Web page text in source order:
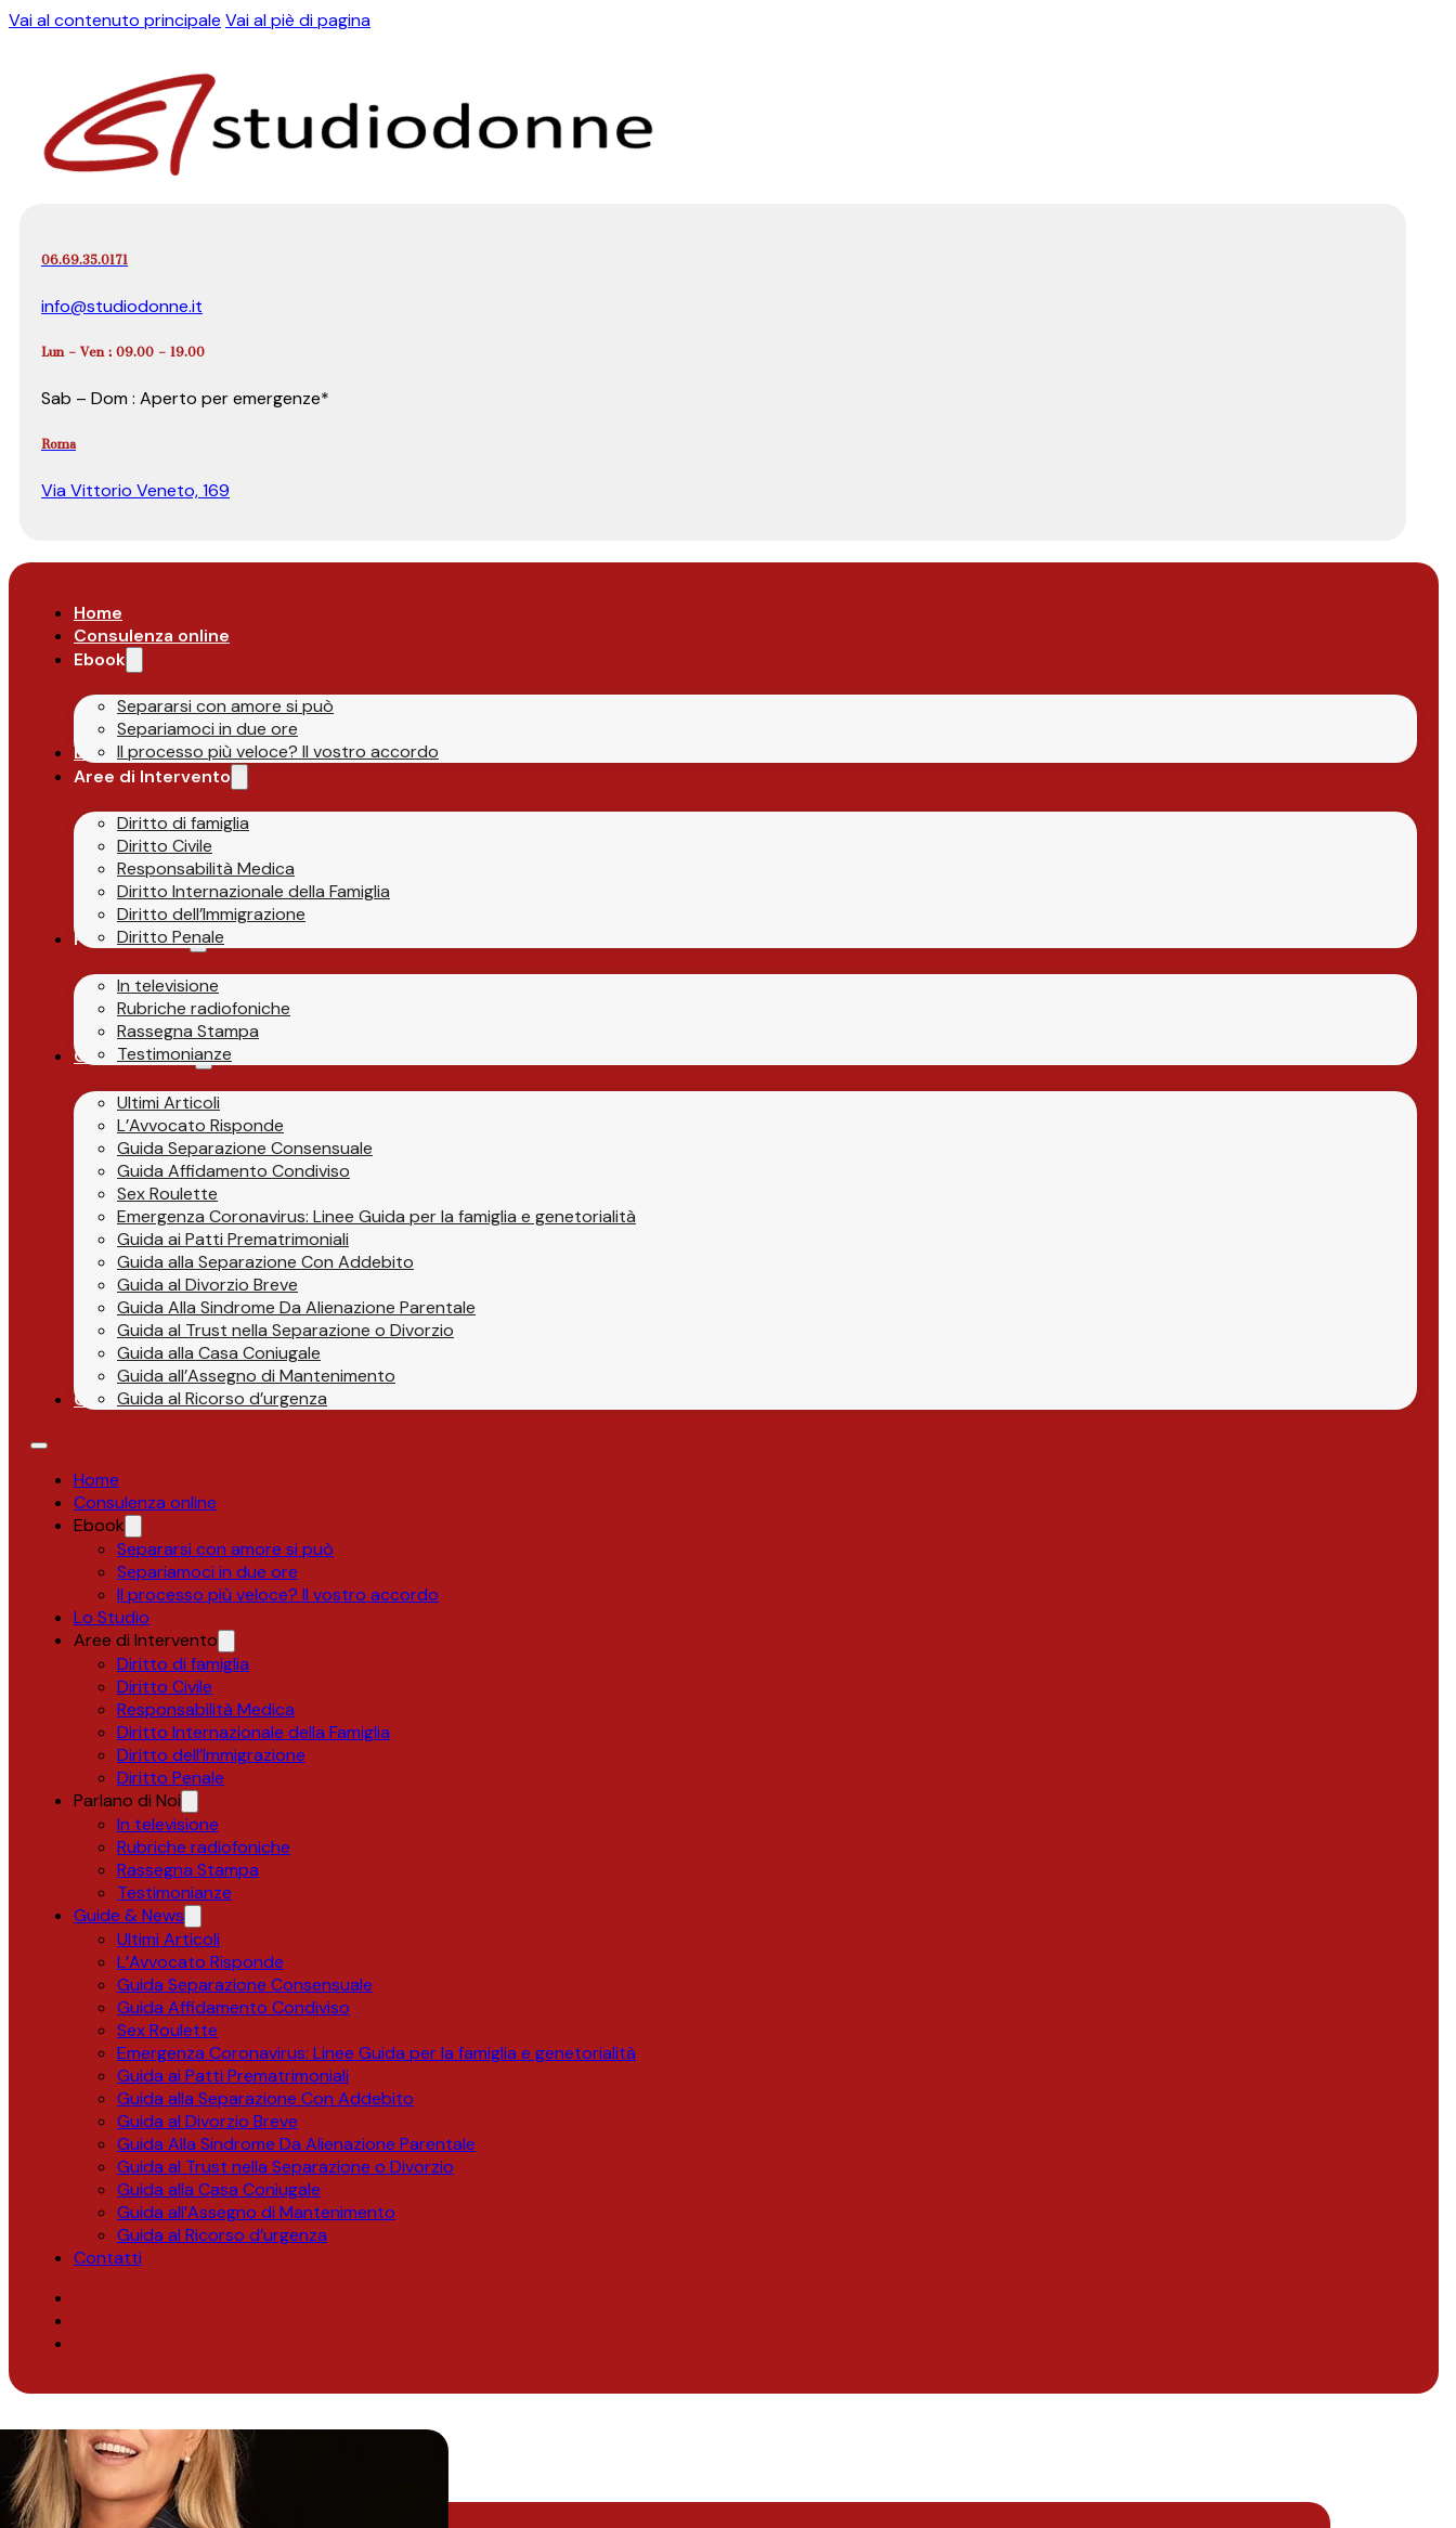
Vai al contenuto principale Vai al piè di pagina
06.69.35.0171
info@studiodonne.it
Lun – Ven : 09.00 – 19.00
Sab – Dom : Aperto per emergenze*
Roma
Via Vittorio Veneto, 169
Home
Consulenza online
Ebook
Separarsi con amore si può
Separiamoci in due ore
Il processo più veloce? Il vostro accordo
Lo Studio
Aree di Intervento
Diritto di famiglia
Diritto Civile
Responsabilità Medica
Diritto Internazionale della Famiglia
Diritto dell’Immigrazione
Diritto Penale
Parlano di Noi
In televisione
Rubriche radiofoniche
Rassegna Stampa
Testimonianze
Guide & News
Ultimi Articoli
L’Avvocato Risponde
Guida Separazione Consensuale
Guida Affidamento Condiviso
Sex Roulette
Emergenza Coronavirus: Linee Guida per la famiglia e genetorialità
Guida ai Patti Prematrimoniali
Guida alla Separazione Con Addebito
Guida al Divorzio Breve
Guida Alla Sindrome Da Alienazione Parentale
Guida al Trust nella Separazione o Divorzio
Guida alla Casa Coniugale
Guida all’Assegno di Mantenimento
Guida al Ricorso d’urgenza
Contatti
Home
Consulenza online
Ebook
Separarsi con amore si può
Separiamoci in due ore
Il processo più veloce? Il vostro accordo
Lo Studio
Aree di Intervento
Diritto di famiglia
Diritto Civile
Responsabilità Medica
Diritto Internazionale della Famiglia
Diritto dell’Immigrazione
Diritto Penale
Parlano di Noi
In televisione
Rubriche radiofoniche
Rassegna Stampa
Testimonianze
Guide & News
Ultimi Articoli
L’Avvocato Risponde
Guida Separazione Consensuale
Guida Affidamento Condiviso
Sex Roulette
Emergenza Coronavirus: Linee Guida per la famiglia e genetorialità
Guida ai Patti Prematrimoniali
Guida alla Separazione Con Addebito
Guida al Divorzio Breve
Guida Alla Sindrome Da Alienazione Parentale
Guida al Trust nella Separazione o Divorzio
Guida alla Casa Coniugale
Guida all’Assegno di Mantenimento
Guida al Ricorso d’urgenza
Contatti